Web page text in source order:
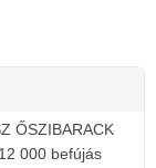
ŐSZIBARACK
000 befújás